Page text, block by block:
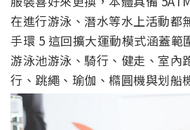
在進行游泳、潛水等水上活動都
手環 5 這回擴大運動模式涵蓋範
游泳池游泳、騎行、健走、室內
行、跳繩、瑜伽、橢圓機與划船